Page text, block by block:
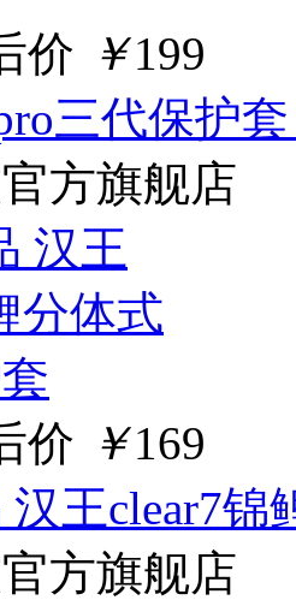
价 ￥199
三代保护
方旗舰店
价 ￥169
王clear7
方旗舰店